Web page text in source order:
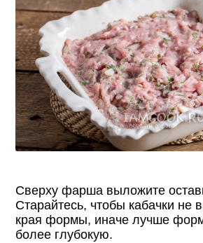
Сверху фарша выложите
Старайтесь, чтобы кабачки не
края формы, иначе лучше
более глубокую.